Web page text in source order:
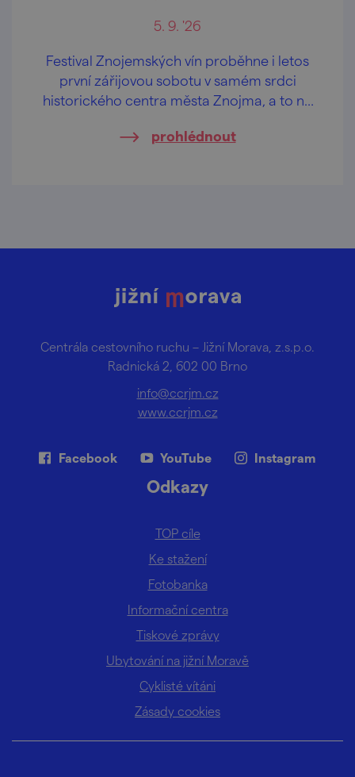
5. 9. '26
Festival Znojemských vín proběhne i letos
první zářijovou sobotu v samém srdci
historického centra města Znojma, a to na
prohlédnout
Centrála cestovního ruchu – Jižní Morava, z.s.p.o.
Radnická 2, 602 00 Brno
info@ccrjm.cz
www.ccrjm.cz
Facebook YouTube Instagram
Odkazy
TOP cíle
Ke stažení
Fotobanka
Informační centra
Tiskové zprávy
Ubytování na jižní Moravě
Cyklisté vítáni
Zásady cookies